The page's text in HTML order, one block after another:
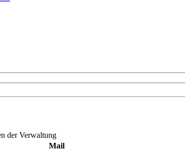
der Verwaltung
Mail